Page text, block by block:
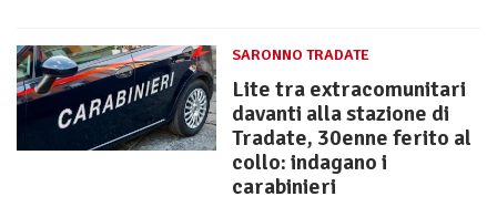
SARONNO TRADATE
Lite tra extracomunitari
davanti alla stazione di
Tradate, 30enne ferito al
collo: indagano i
carabinieri